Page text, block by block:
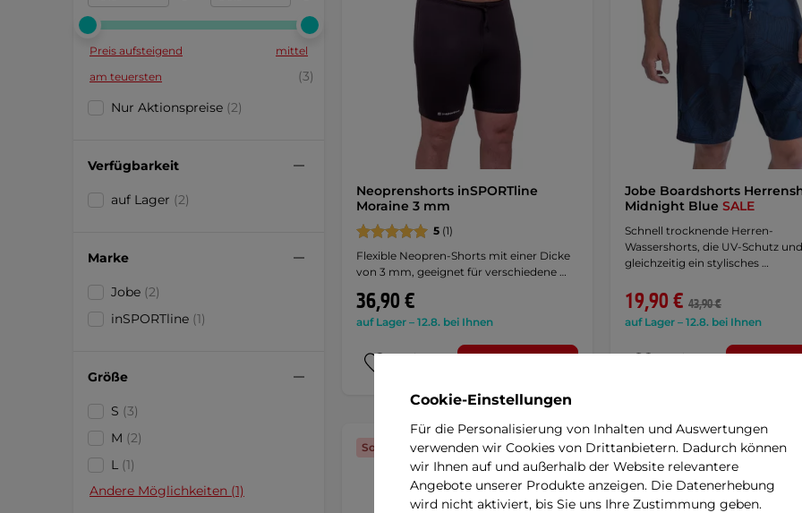
Preis aufsteigend
mittel
am teuersten
(3)
Nur Aktionspreise (2)
Verfügbarkeit
auf Lager (2)
Marke
Jobe (2)
inSPORTline (1)
Größe
S (3)
M (2)
L (1)
Andere Möglichkeiten (1)
Neoprenshorts inSPORTline
Moraine 3 mm
5 (1)
Flexible Neopren-Shorts mit einer Dicke
von 3 mm, geeignet für verschiedene …
36,90 €
auf Lager – 12.8. bei Ihnen
Jobe Boardshorts
Midnight Blue SALE
Schnell trocknende Herren-
Wassershorts, die UV-Schutz und
gleichzeitig ein stylisches …
19,90 € 43,90 €
auf Lager – 12.8. bei Ihnen
Sonderangebot
Cookie-Einstellungen
Für die Personalisierung von Inhalten und Auswertungen
verwenden wir Cookies von Drittanbietern. Dadurch können
wir Ihnen auf und außerhalb der Website relevantere
Angebote unserer Produkte anzeigen. Die Datenerhebung
wird nicht aktiviert, bis Sie uns Ihre Zustimmung geben.